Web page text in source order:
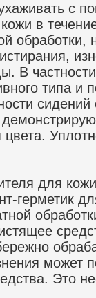
с
в
обработки,
В
типа и
цвета.
для
герметик
может
Это